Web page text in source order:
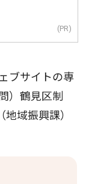
(PR)
ブサイトの専
）鶴見区制
域振興課）